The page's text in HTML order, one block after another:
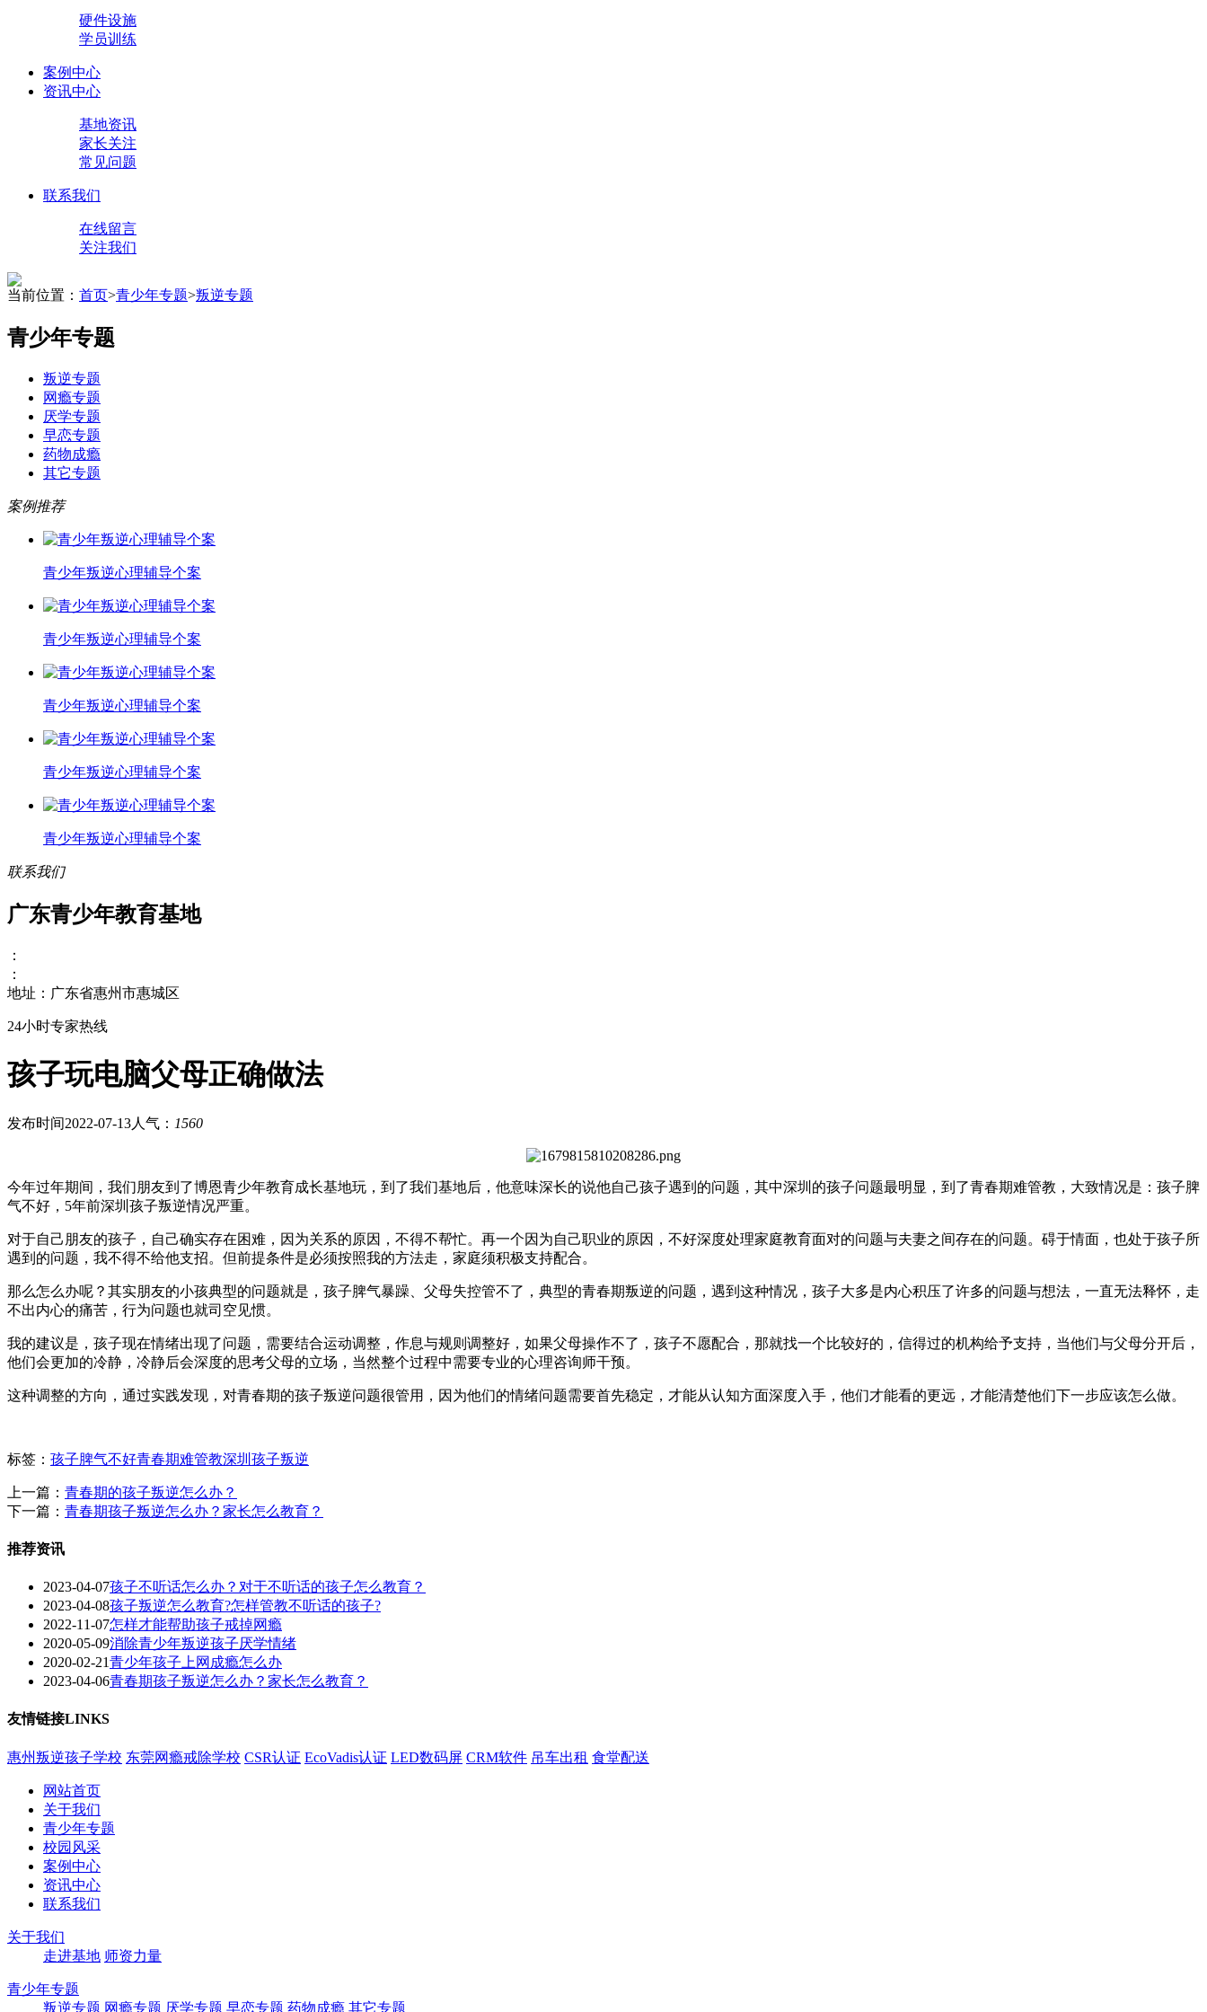
硬件设施
学员训练
案例中心
资讯中心
基地资讯
家长关注
常见问题
联系我们
在线留言
关注我们
当前位置： 首页>青少年专题>叛逆专题
青少年专题
叛逆专题
网瘾专题
厌学专题
早恋专题
药物成瘾
其它专题
案例推荐
青少年叛逆心理辅导个案
青少年叛逆心理辅导个案
青少年叛逆心理辅导个案
青少年叛逆心理辅导个案
青少年叛逆心理辅导个案
联系我们
广东青少年教育基地
：
：
地址：广东省惠州市惠城区
24小时专家热线
孩子玩电脑父母正确做法
发布时间2022-07-13人气： 1560
今年过年期间，我们朋友到了博恩青少年教育成长基地玩，到了我们基地后，他意味深长的说他自己孩子遇到的问题，其中深圳的孩子问题最明显，到了青春期难管教，大致情况是：孩子脾
气不好，5年前深圳孩子叛逆情况严重。
对于自己朋友的孩子，自己确实存在困难，因为关系的原因，不得不帮忙。再一个因为自己职业的原因，不好深度处理家庭教育面对的问题与夫妻之间存在的问题。碍于情面，也处于孩子所
遇到的问题，我不得不给他支招。但前提条件是必须按照我的方法走，家庭须积极支持配合。
那么怎么办呢？其实朋友的小孩典型的问题就是，孩子脾气暴躁、父母失控管不了，典型的青春期叛逆的问题，遇到这种情况，孩子大多是内心积压了许多的问题与想法，一直无法释怀，走
不出内心的痛苦，行为问题也就司空见惯。
我的建议是，孩子现在情绪出现了问题，需要结合运动调整，作息与规则调整好，如果父母操作不了，孩子不愿配合，那就找一个比较好的，信得过的机构给予支持，当他们与父母分开后，
他们会更加的冷静，冷静后会深度的思考父母的立场，当然整个过程中需要专业的心理咨询师干预。
这种调整的方向，通过实践发现，对青春期的孩子叛逆问题很管用，因为他们的情绪问题需要首先稳定，才能从认知方面深度入手，他们才能看的更远，才能清楚他们下一步应该怎么做。
标签： 孩子脾气不好青春期难管教深圳孩子叛逆
上一篇： 青春期的孩子叛逆怎么办？
下一篇： 青春期孩子叛逆怎么办？家长怎么教育？
推荐资讯
2023-04-07孩子不听话怎么办？对于不听话的孩子怎么教育？
2023-04-08孩子叛逆怎么教育?怎样管教不听话的孩子?
2022-11-07怎样才能帮助孩子戒掉网瘾
2020-05-09消除青少年叛逆孩子厌学情绪
2020-02-21青少年孩子上网成瘾怎么办
2023-04-06青春期孩子叛逆怎么办？家长怎么教育？
友情链接LINKS
惠州叛逆孩子学校 东莞网瘾戒除学校 CSR认证 EcoVadis认证 LED数码屏 CRM软件 吊车出租 食堂配送
网站首页
关于我们
青少年专题
校园风采
案例中心
资讯中心
联系我们
关于我们
走进基地 师资力量
青少年专题
叛逆专题 网瘾专题 厌学专题 早恋专题 药物成瘾 其它专题